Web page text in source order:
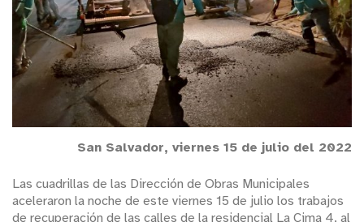
San Salvador, viernes 15 de julio del 2022
Las cuadrillas de las Dirección de Obras Municipales
aceleraron la noche de este viernes 15 de julio los trabajos
de recuperación de las calles de la residencial La Cima 4, al